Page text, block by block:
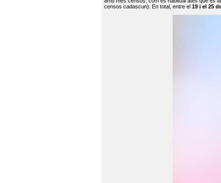
censos cadascun). En total, entre el 19 i el 25